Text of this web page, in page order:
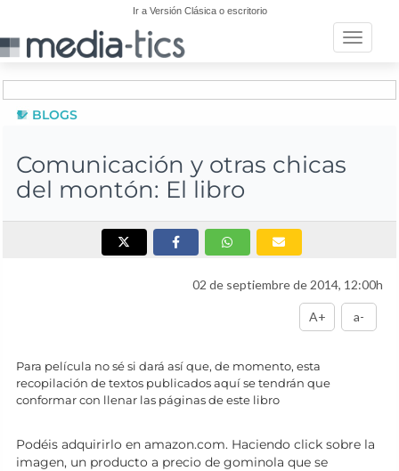
Ir a Versión Clásica o escritorio
Toggle
BLOGS
Comunicación y otras chicas
del montón: El libro
02 de septiembre de 2014, 12:00h
A+ a-
Para película no sé si dará así que, de momento, esta
recopilación de textos publicados aquí se tendrán que
conformar con llenar las páginas de este libro
Podéis adquirirlo en amazon.com. Haciendo click sobre la
imagen, un producto a precio de gominola que se